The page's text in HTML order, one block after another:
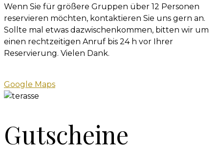
Wenn Sie für größere Gruppen über 12 Personen
reservieren möchten, kontaktieren Sie uns gern an.
Sollte mal etwas dazwischenkommen, bitten wir um
einen rechtzeitigen Anruf bis 24 h vor Ihrer
Reservierung. Vielen Dank.
Google Maps
Gutscheine